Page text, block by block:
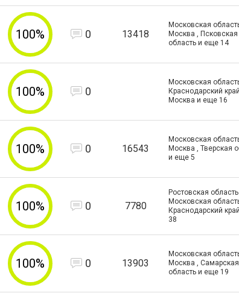
100% 0 13418
Московская
Москва , Псковская
область и еще 14
100% 0
Московская
Краснодарский
Москва и еще 16
100% 0 16543
Московская
Москва , Тверская
и еще 5
100% 0 7780
Ростовская область
Московская
Краснодарский
38
100% 0 13903
Московская
Москва , Самарская
область и еще 19